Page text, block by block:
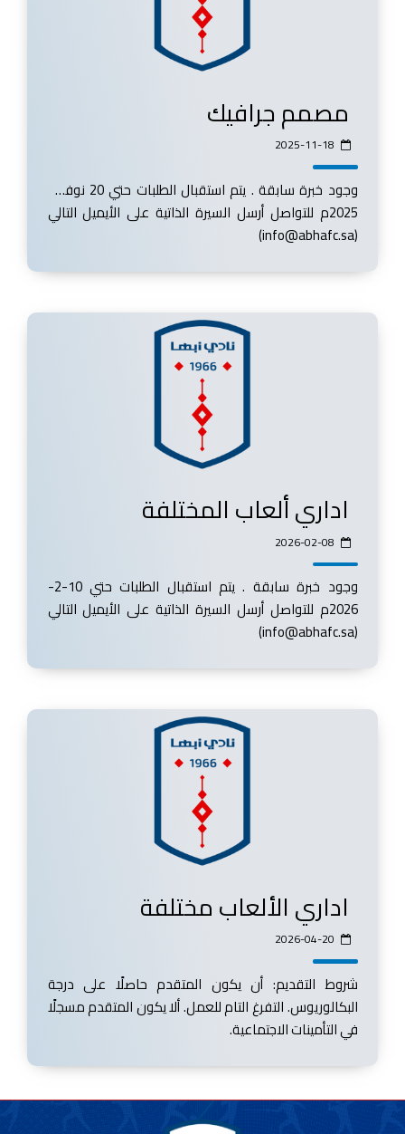
مصمم جرافيك
2025-11-18
وجود خبرة سابقة . يتم استقبال الطلبات حتي 20 نوفمبر
2025م للتواصل أرسل السيرة الذاتية على الأيميل التالي
(info@abhafc.sa)
اداري ألعاب المختلفة
2026-02-08
وجود خبرة سابقة . يتم استقبال الطلبات حتي 10-2-
2026م للتواصل أرسل السيرة الذاتية على الأيميل التالي
(info@abhafc.sa)
اداري الألعاب مختلفة
2026-04-20
شروط التقديم: أن يكون المتقدم حاصلًا على درجة
البكالوريوس. التفرغ التام للعمل. ألا يكون المتقدم مسجلًا
في التأمينات الاجتماعية.